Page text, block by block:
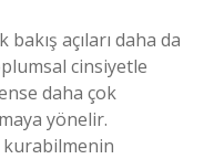
açıları daha da
cinsiyetle
daha çok
yönelir.
kurabilmenin